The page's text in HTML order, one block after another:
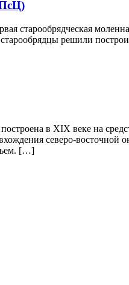
старообрядческая
решили
в XIX веке на
северо-восточной
[…]